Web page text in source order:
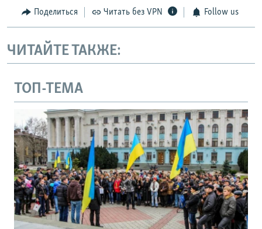
Поделиться Читать без VPN Follow us
ЧИТАЙТЕ ТАКЖЕ:
ТОП-ТЕМА